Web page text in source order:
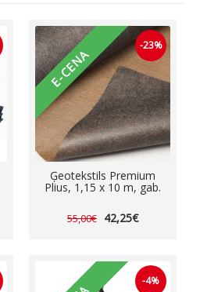
-23%
E-CENA
Ģeotekstils Premium
Plius, 1,15 x 10 m, gab.
55,00€ 42,25€
-4%